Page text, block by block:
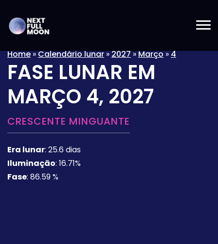
Home»Calendário lunar»2027»Março»4
FASE LUNAR EM
MARÇO 4, 2027
CRESCENTE MINGUANTE
Era lunar: 25.6 dias
Iluminação: 16.71%
Fase: 86.59 %